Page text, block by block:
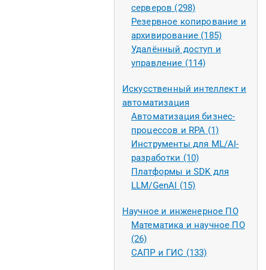
серверов (298)
Резервное копирование и
архивирование (185)
Удалённый доступ и
управление (114)
Искусственный интеллект и
автоматизация
Автоматизация бизнес-
процессов и RPA (1)
Инструменты для ML/AI-
разработки (10)
Платформы и SDK для
LLM/GenAI (15)
Научное и инженерное ПО
Математика и научное ПО
(26)
САПР и ГИС (133)